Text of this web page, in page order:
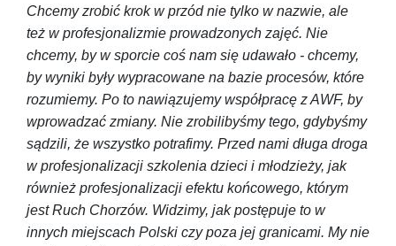
Chcemy zrobić krok w przód nie tylko w nazwie, ale
też w profesjonalizmie prowadzonych zajęć. Nie
chcemy, by w sporcie coś nam się udawało - chcemy,
by wyniki były wypracowane na bazie procesów, które
rozumiemy. Po to nawiązujemy współpracę z AWF, by
wprowadzać zmiany. Nie zrobilibyśmy tego, gdybyśmy
sądzili, że wszystko potrafimy. Przed nami długa droga
w profesjonalizacji szkolenia dzieci i młodzieży, jak
również profesjonalizacji efektu końcowego, którym
jest Ruch Chorzów. Widzimy, jak postępuje to w
innych miejscach Polski czy poza jej granicami. My nie